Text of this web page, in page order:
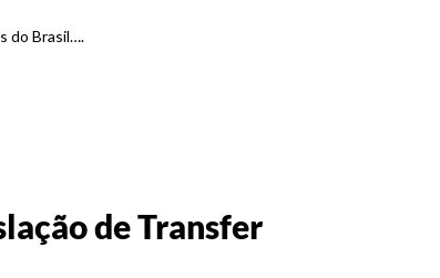
do Brasil….
de Transfer